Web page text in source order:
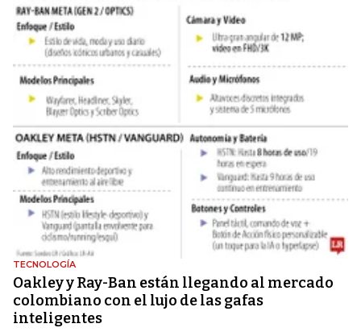
TECNOLOGÍA
Oakley y Ray-Ban están llegando al mercado
colombiano con el lujo de las gafas
inteligentes